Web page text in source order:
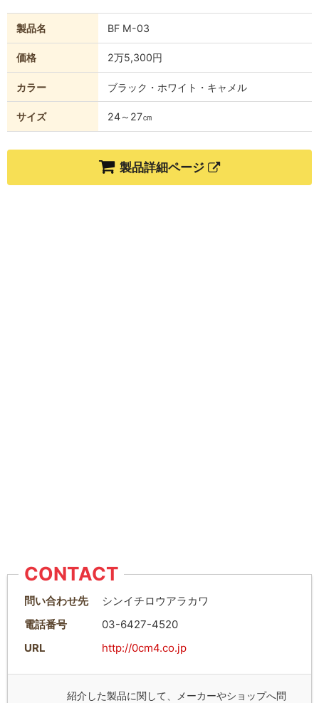
製品名 BF M-03
価格 2万5,300円
カラー ブラック・ホワイト・キャメル
サイズ 24～27㎝
製品詳細ページ
CONTACT
問い合わせ先
シンイチロウアラカワ
電話番号
03-6427-4520
URL
http://0cm4.co.jp
紹介した製品に関して、メーカーやショップへ問